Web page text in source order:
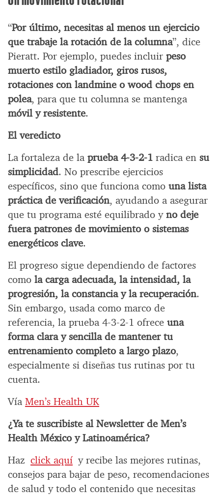
“Por último, necesitas al menos un ejercicio
que trabaje la rotación de la columna”, dice
Pieratt. Por ejemplo, puedes incluir peso
muerto estilo gladiador, giros rusos,
rotaciones con landmine o wood chops en
polea, para que tu columna se mantenga
móvil y resistente.
El veredicto
La fortaleza de la prueba 4-3-2-1 radica en su
simplicidad. No prescribe ejercicios
específicos, sino que funciona como una lista
práctica de verificación, ayudando a asegurar
que tu programa esté equilibrado yno deje
fuera patrones de movimiento o sistemas
energéticos clave.
El progreso sigue dependiendo de factores
como la carga adecuada, la intensidad, la
progresión, la constancia y la recuperación.
Sin embargo, usada como marco de
referencia, la prueba 4-3-2-1 ofrece una
forma clara y sencilla de mantener tu
entrenamiento completo a largo plazo,
especialmente si diseñas tus rutinas por tu
cuenta.
Vía Men’s Health UK
¿Ya te suscribiste al Newsletter de Men’s
Health México y Latinoamérica?
Haz click aquí y recibe las mejores rutinas,
consejos para bajar de peso, recomendaciones
de salud y todo el contenido que necesitas